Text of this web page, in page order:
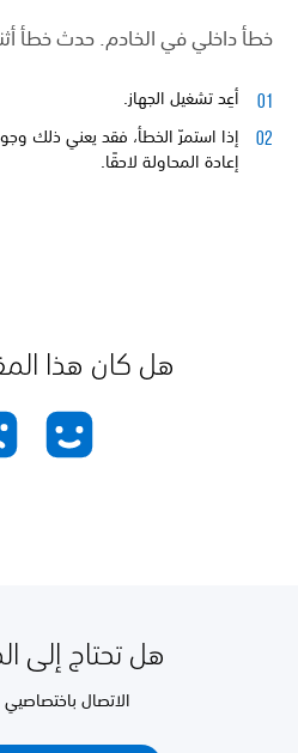
خطأ داخلي في الخادم. حدث خطأ
أعِد تشغيل الجهاز.
إذا استمرّ الخطأ، فقد يعني ذلك
إعادة المحاولة لاحقًا.
هل كان هذا
هل تحتاج إلى
الاتصال باختصاصيي